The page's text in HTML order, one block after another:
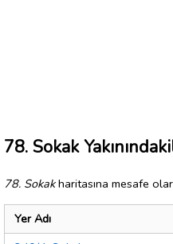
78. Sokak
78. Sokakharitasına mesafe
Yer Adı